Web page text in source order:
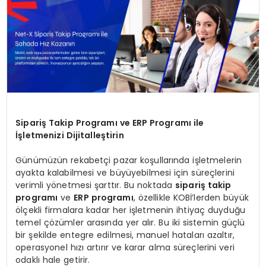
SPOR
TEKNOLOJI
Sipariş Takip Programı ve ERP Programı ile
İşletmenizi Dijitalleştirin
Günümüzün rekabetçi pazar koşullarında işletmelerin
ayakta kalabilmesi ve büyüyebilmesi için süreçlerini
verimli yönetmesi şarttır. Bu noktada sipariş takip
programı ve ERP programı, özellikle KOBİ’lerden büyük
ölçekli firmalara kadar her işletmenin ihtiyaç duyduğu
temel çözümler arasında yer alır. Bu iki sistemin güçlü
bir şekilde entegre edilmesi, manuel hataları azaltır,
operasyonel hızı artırır ve karar alma süreçlerini veri
odaklı hale getirir.